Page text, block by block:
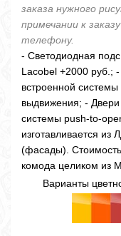
заказа нужного
примечании к
телефону.
- Светодиодная
Lacobel +2000 руб.;
встроенной
выдвижения; -
системы push-to-
изготавливается
(фасады).
комода целиком из
Варианты